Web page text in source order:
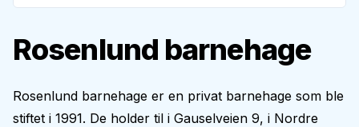
Rosenlund barnehage
Rosenlund barnehage er en privat barnehage som ble
stiftet i 1991. De holder til i Gauselveien 9, i Nordre